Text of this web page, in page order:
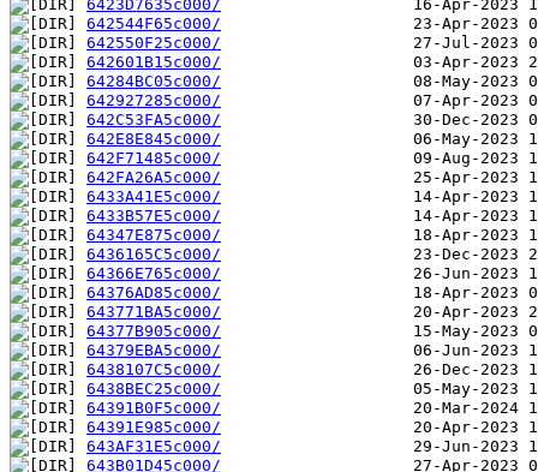
6423D7635c000/
642544F65c000/
642550F25c000/
642601B15c000/
64284BC05c000/
642927285c000/
642C53FA5c000/
642E8E845c000/
642F71485c000/
642FA26A5c000/
6433A41E5c000/
6433B57E5c000/
64347E875c000/
6436165C5c000/
64366E765c000/
64376AD85c000/
643771BA5c000/
64377B905c000/
64379EBA5c000/
6438107C5c000/
6438BEC25c000/
64391B0F5c000/
64391E985c000/
643AF31E5c000/
643B01D45c000/